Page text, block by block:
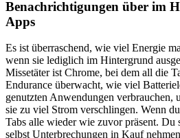
Benachrichtigungen über im
Apps
Es ist überraschend, wie viel Energie
wenn sie lediglich im Hintergrund
Missetäter ist Chrome, bei dem all die
Endurance überwacht, wie viel
genutzten Anwendungen verbrauchen,
sie zu viel Strom verschlingen. Wenn
Tabs alle wieder wie zuvor präsent. Du
selbst Unterbrechungen in Kauf